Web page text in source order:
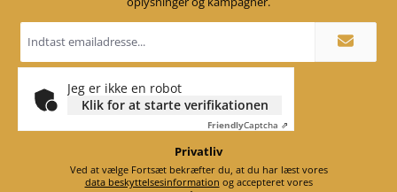
adresse
Jeg er ikke en robot
Klik for at starte verifikationen
FriendlyCaptcha ⇗
Privatliv
Ved at vælge Fortsæt bekræfter du, at du har læst vores
data beskyttelsesinformation
og accepteret vores